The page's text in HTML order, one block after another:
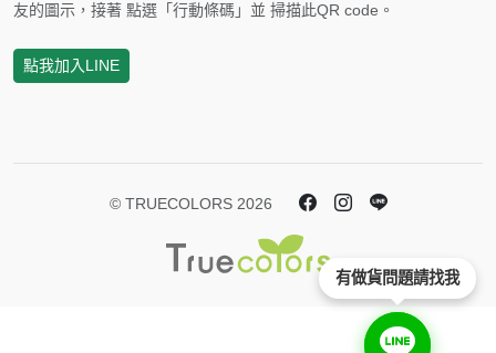
友的圖示，接著 點選「行動條碼」並 掃描此QR code。
點我加入LINE
© TRUECOLORS 2026
有做貨問題請找我